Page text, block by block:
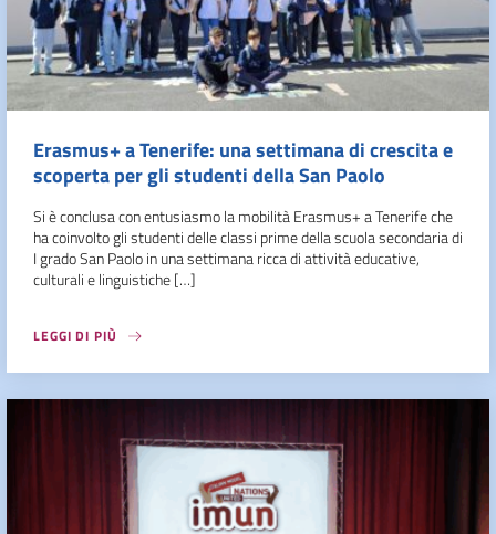
Erasmus+ a Tenerife: una settimana di crescita e
scoperta per gli studenti della San Paolo
Si è conclusa con entusiasmo la mobilità Erasmus+ a Tenerife che
ha coinvolto gli studenti delle classi prime della scuola secondaria di
I grado San Paolo in una settimana ricca di attività educative,
culturali e linguistiche […]
LEGGI DI PIÙ